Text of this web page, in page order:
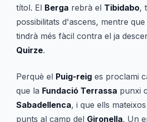
títol. El Berga rebrà el Tibidabo,
possibilitats d'ascens, mentre que
tindrà més fàcil contra el ja
Quirze.
Perquè el Puig-reig es proclami
que la Fundació Terrassa punxi
Sabadellenca, i que ells
punts al camp del Gironella. Un